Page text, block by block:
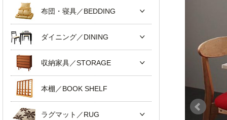
布団・寝具／BEDDING
ダイニング／DINING
収納家具／STORAGE
本棚／BOOK SHELF
ラグマット／RUG